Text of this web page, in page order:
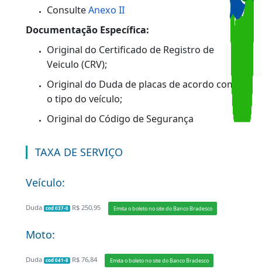
Ir ao posto de vistoria para realizar o
emplacamento.
OBSERVAÇÃO:Em todos os casos, a
documentação somente será entregue ao
representante que solicitou o serviço.
DOCUMENTAÇÃO
Documentação Padrão:
Documentação Específica:
Original do Certificado de Registro de
o tipo do veículo;